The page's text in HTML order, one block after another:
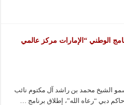
الوطني “الإمارات مركز عالمي
الشيخ محمد بن راشد آل مكتوم نائب
دبي “رعاه الله”، إطلاق برنامج …